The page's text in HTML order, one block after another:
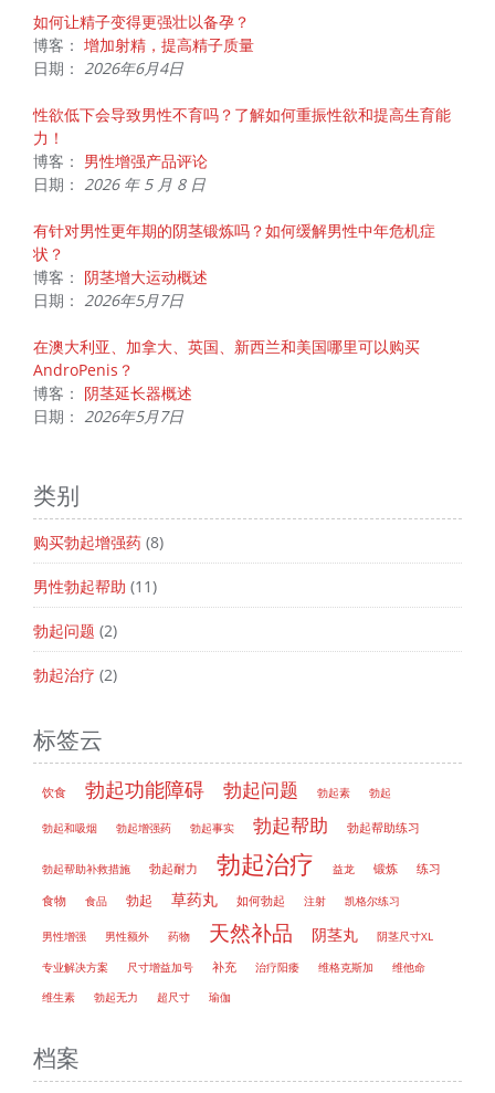
如何让精子变得更强壮以备孕？
博客： 增加射精，提高精子质量
日期： 2026年6月4日
性欲低下会导致男性不育吗？了解如何重振性欲和提高生育能
力！
博客： 男性增强产品评论
日期： 2026 年 5 月 8 日
有针对男性更年期的阴茎锻炼吗？如何缓解男性中年危机症
状？
博客： 阴茎增大运动概述
日期： 2026年5月7日
在澳大利亚、加拿大、英国、新西兰和美国哪里可以购买
AndroPenis？
博客： 阴茎延长器概述
日期： 2026年5月7日
类别
购买勃起增强药 (8)
男性勃起帮助 (11)
勃起问题 (2)
勃起治疗 (2)
标签云
饮食 勃起功能障碍 勃起问题 勃起素 勃起
勃起和吸烟 勃起增强药 勃起事实 勃起帮助 勃起帮助练习
勃起帮助补救措施 勃起耐力 勃起治疗 益龙 锻炼 练习
食物 食品 勃起 草药丸 如何勃起 注射 凯格尔练习
男性增强 男性额外 药物 天然补品 阴茎丸
阴茎尺寸XL
专业解决方案
尺寸增益加号 补充 治疗阳痿 维格克斯加
维他命
维生素
勃起无力 超尺寸 瑜伽
档案